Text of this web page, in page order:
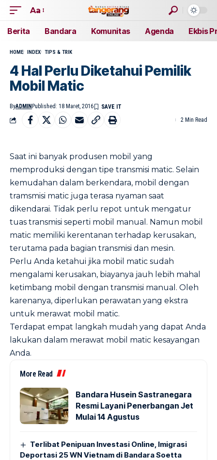
Aa
Berita Bandara Komunitas Agenda Ekbis
HOME INDEX TIPS & TRIK
4 Hal Perlu Diketahui Pemilik
Mobil Matic
ByADMIN Published: 18 Maret, 2016
2 Min Read
Saat ini banyak produsen mobil yang
memproduksi dengan tipe transmisi matic. Selain
kemudahan dalam berkendara, mobil dengan
tramsmisi matic juga terasa nyaman saat
dikendarai. Tidak perlu repot untuk mengatur
tuas transmisi seperti mobil manual. Namun mobil
matic memiliki kerentanan terhadap kerusakan,
terutama pada bagian transmisi dan mesin.
Perlu Anda ketahui jika mobil matic sudah
mengalami kerusakan, biayanya jauh lebih mahal
ketimbang mobil dengan transmisi manual. Oleh
karenanya, diperlukan perawatan yang ekstra
untuk merawat mobil matic.
Terdapat empat langkah mudah yang dapat Anda
lakukan dalam merawat mobil matic kesayangan
Anda.
More Read
Bandara Husein Sastranegara
Resmi Layani Penerbangan Jet
Mulai 14 Agustus
Terlibat Penipuan Investasi Online, Imigrasi
Deportasi 25 WN Vietnam di Bandara Soetta